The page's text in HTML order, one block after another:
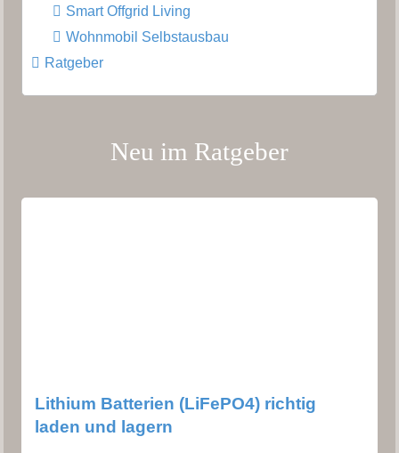
Smart Offgrid Living
Wohnmobil Selbstausbau
Ratgeber
Neu im Ratgeber
Lithium Batterien (LiFePO4) richtig
laden und lagern